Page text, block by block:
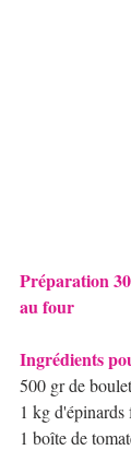
Préparation
au four
Ingrédients
500 gr de
1 kg d'épinards
1 boîte de